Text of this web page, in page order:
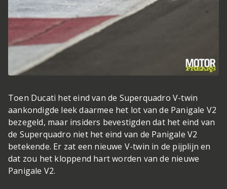
Toen Ducati het eind van de Superquadro V-twin
aankondigde leek daarmee het lot van de Panigale V2
bezegeld, maar insiders bevestigden dat het eind van
de Superquadro niet het eind van de Panigale V2
betekende. Er zat een nieuwe V-twin in de pijplijn en
dat zou het kloppend hart worden van de nieuwe
Panigale V2.